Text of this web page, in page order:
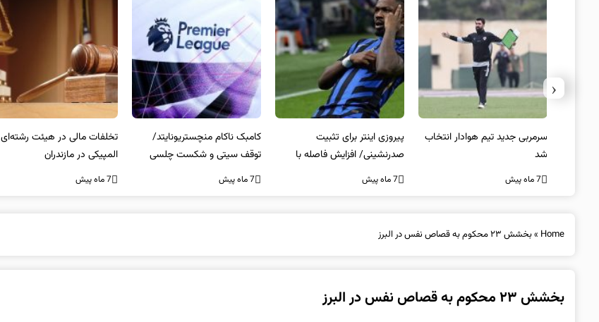
سرمربی جدید تیم هوادار انتخاب
شد
7 ماه پیش
پیروزی اینتر برای تثبیت
صدرنشینی/ افزایش فاصله با
ناپولی
7 ماه پیش
کامبک ناکام منچستریونایتد/
توقف سیتی و شکست چلسی
7 ماه پیش
تخلفات مالی در هیئت رشته‌ای
المپیکی در مازندران
7 ماه پیش
‹
Home
»بخشش ۲۳ محکوم به قصاص نفس در البرز
بخشش ۲۳ محکوم به قصاص نفس در البرز